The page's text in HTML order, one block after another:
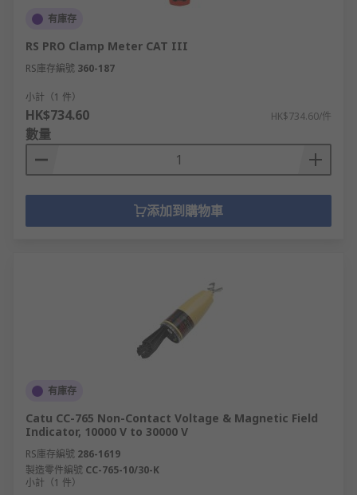
有庫存
RS PRO Clamp Meter CAT III
RS庫存編號 360-187
小計（1 件）
HK$734.60 HK$734.60/件
數量
添加到購物車
有庫存
Catu CC-765 Non-Contact Voltage & Magnetic Field
Indicator, 10000 V to 30000 V
RS庫存編號 286-1619
製造零件編號 CC-765-10/30-K
小計（1 件）